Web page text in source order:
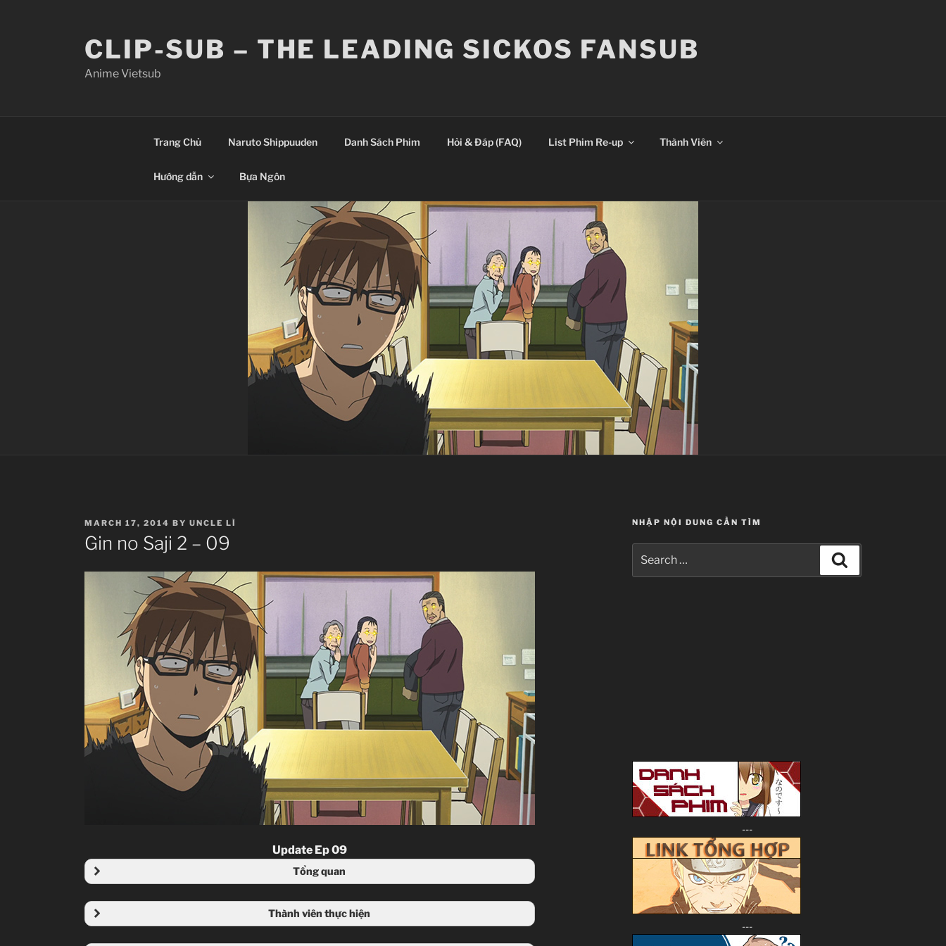
CLIP-SUB – THE LEADING SICKOS FANSUB
Anime Vietsub
Trang Chủ Naruto Shippuuden Danh Sách Phim Hỏi & Đáp (FAQ) List Phim Re-up Thành Viên
Hướng dẫn Bựa Ngôn
POSTED
ON
MARCH 17, 2014 BY UNCLE LÌ
Gin no Saji 2 – 09
Update Ep 09
Tổng quan
Thành viên thực hiện
NHẬP NỘI DUNG CẦN TÌM
for:
---
---